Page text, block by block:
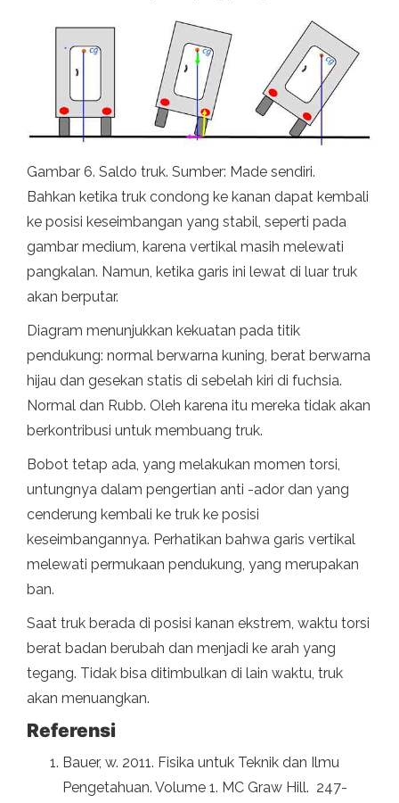
Gambar 6. Saldo truk. Sumber: Made sendiri.
Bahkan ketika truk condong ke kanan dapat kembali
ke posisi keseimbangan yang stabil, seperti pada
gambar medium, karena vertikal masih melewati
pangkalan. Namun, ketika garis ini lewat di luar truk
akan berputar.
Diagram menunjukkan kekuatan pada titik
pendukung: normal berwarna kuning, berat berwarna
hijau dan gesekan statis di sebelah kiri di fuchsia.
Normal dan Rubb. Oleh karena itu mereka tidak akan
berkontribusi untuk membuang truk.
Bobot tetap ada, yang melakukan momen torsi,
untungnya dalam pengertian anti -ador dan yang
cenderung kembali ke truk ke posisi
keseimbangannya. Perhatikan bahwa garis vertikal
melewati permukaan pendukung, yang merupakan
ban.
Saat truk berada di posisi kanan ekstrem, waktu torsi
berat badan berubah dan menjadi ke arah yang
tegang. Tidak bisa ditimbulkan di lain waktu, truk
akan menuangkan.
Referensi
Bauer, w. 2011. Fisika untuk Teknik dan Ilmu
Pengetahuan. Volume 1. MC Graw Hill. 247-